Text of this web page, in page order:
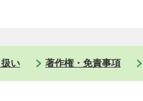
い 著作権・免責事項